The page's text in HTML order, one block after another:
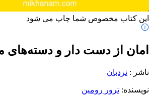
این کتاب مخصوص شما چاپ می شود
امان از دست دار و دسته‌های
ناشر : نردبان
نویسنده: ترور رومین